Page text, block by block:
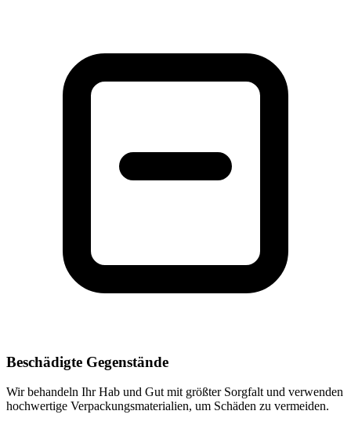
Beschädigte Gegenstände
Wir behandeln Ihr Hab und Gut mit größter Sorgfalt und verwenden
hochwertige Verpackungsmaterialien, um Schäden zu vermeiden.